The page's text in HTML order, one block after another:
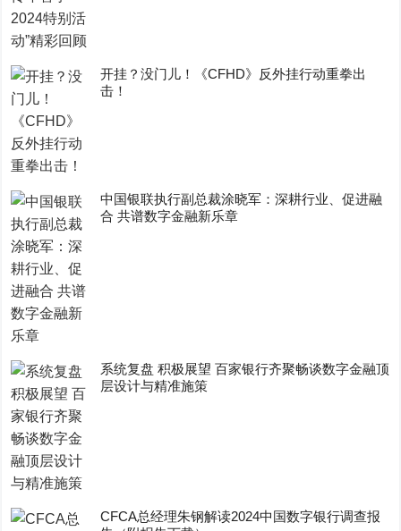
开挂？没门儿！《CFHD》反外挂行动重拳出
击！
中国银联执行副总裁涂晓军：深耕行业、促进融
合 共谱数字金融新乐章
系统复盘 积极展望 百家银行齐聚畅谈数字金融顶
层设计与精准施策
CFCA总经理朱钢解读2024中国数字银行调查报